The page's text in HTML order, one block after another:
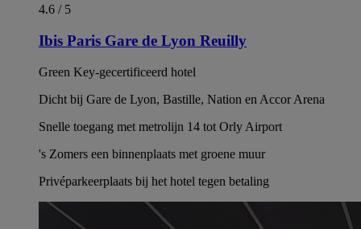
4.6 / 5
Ibis Paris Gare de Lyon Reuilly
Green Key-gecertificeerd hotel
Dicht bij Gare de Lyon, Bastille, Nation en Accor Arena
Snelle toegang met metrolijn 14 tot Orly Airport
's Zomers een binnenplaats met groene muur
Privéparkeerplaats bij het hotel tegen betaling